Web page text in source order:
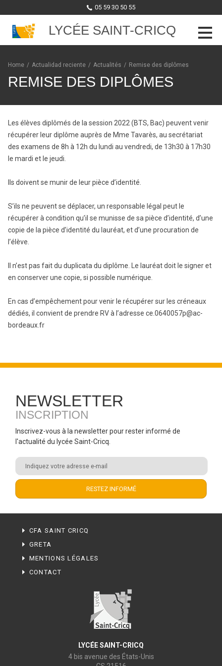
05 59 30 50 55
LYCÉE SAINT-CRICQ
Skip to content
Home / Actualidad reciente / Actualités / Remise des diplômes
REMISE DES DIPLÔMES
Les élèves diplômés de la session 2022 (BTS, Bac) peuvent venir
récupérer leur diplôme auprès de Mme Tavarès, au secrétariat
des examens de 8h à 12h du lundi au vendredi, de 13h30 à 17h30
le mardi et le jeudi.
Ils doivent se munir de leur pièce d’identité.
S’ils ne peuvent se déplacer, un responsable légal peut le
récupérer à condition qu’il se munisse de sa pièce d’identité, d’une
copie de la pièce d’identité du lauréat, et d’une procuration de
l’élève.
Il n’est pas fait du duplicata du diplôme. Le lauréat doit le signer et
en conserver une copie, si possible numérique.
En cas d’empêchement pour venir le récupérer sur les créneaux
dédiés, il convient de prendre RV à l’adresse ce.0640057p@ac-
bordeaux.fr
NEWSLETTER
INSCRIPTION
Inscrivez-vous à la newsletter pour rester informé de
l'actualité du lycée Saint-Cricq.
CFA SAINT CRICQ
GRETA
MENTIONS LÉGALES
CONTACT
LYCÉE SAINT-CRICQ
4 bis avenue des États-Unis